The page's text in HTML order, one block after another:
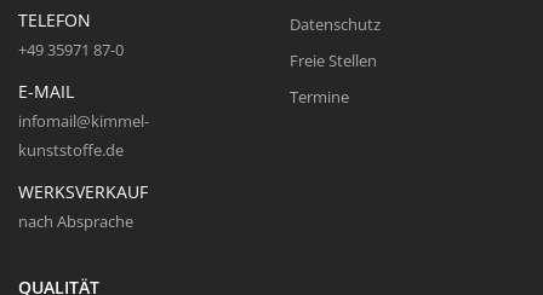
TELEFON
+49 35971 87-0
E-MAIL
infomail@kimmel-
kunststoffe.de
WERKSVERKAUF
nach Absprache
Datenschutz
Freie Stellen
Termine
QUALITÄT